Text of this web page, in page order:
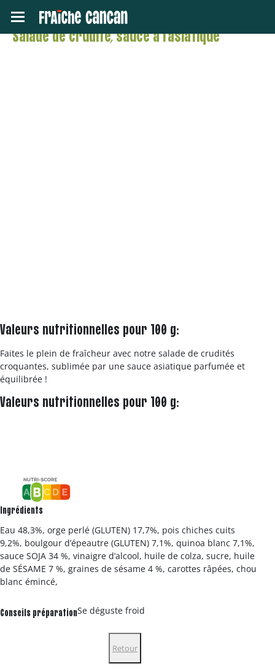
Toggle navigation
Salade de crudité, sauce à l'asiatique
Valeurs nutritionnelles pour 100 g:
Faites le plein de fraîcheur avec notre salade de crudités
croquantes, sublimée par une sauce asiatique parfumée et
équilibrée !
Valeurs nutritionnelles pour 100 g:
Ingrédients
Eau 48,3%, orge perlé (GLUTEN) 17,7%, pois chiches cuits
9,2%, boulgour d’épeautre (GLUTEN) 7,1%, quinoa blanc 7,1%,
sauce SOJA 34 %, vinaigre d’alcool, huile de colza, sucre, huile
de SÉSAME 7 %, graines de sésame 4 %, carottes râpées, chou
blanc émincé,
Conseils préparationSe déguste froid
Retour